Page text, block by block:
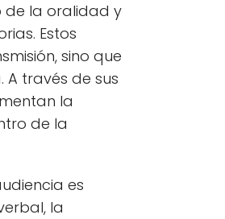
de la oralidad y
Estos
sino que
través de sus
la
de la
es
la